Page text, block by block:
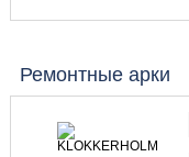
Ремонтные арки